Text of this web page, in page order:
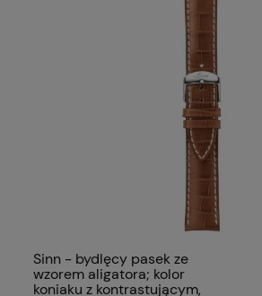
Sinn - bydlęcy pasek ze
wzorem aligatora; kolor
koniaku z kontrastującym,